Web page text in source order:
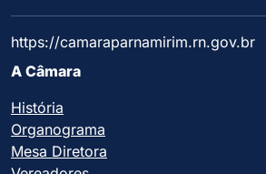
https://camaraparnamirim.rn.gov.br
A Câmara
História
Organograma
Mesa Diretora